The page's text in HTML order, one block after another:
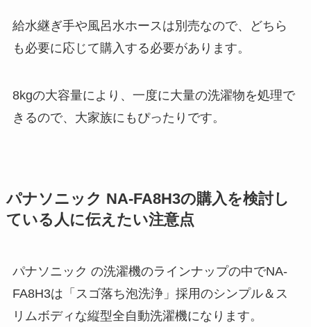
給水継ぎ手や風呂水ホースは別売なので、どちら
も必要に応じて購入する必要があります。
8kgの大容量により、一度に大量の洗濯物を処理で
きるので、大家族にもぴったりです。
パナソニック NA-FA8H3の購入を検討し
ている人に伝えたい注意点
パナソニック の洗濯機のラインナップの中でNA-
FA8H3は「スゴ落ち泡洗浄」採用のシンプル＆ス
リムボディな縦型全自動洗濯機になります。